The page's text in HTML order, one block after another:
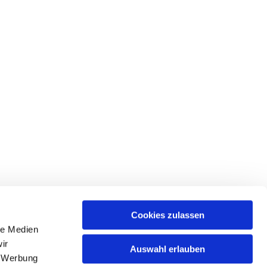
Medien
Cookies zulassen
Auswahl erlauben